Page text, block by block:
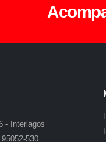
- Interlagos
530